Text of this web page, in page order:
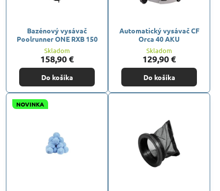
Bazénový vysávač
Poolrunner ONE RXB 150
Skladom
158,90 €
Do košíka
Automatický vysávač CF
Orca 40 AKU
Skladom
129,90 €
Do košíka
NOVINKA